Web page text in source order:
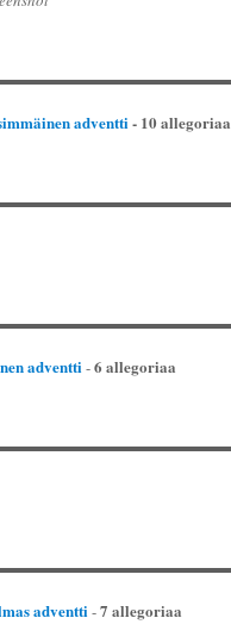
adventti- 10 allegoriaa
adventti-6 allegoriaa
adventti-7 allegoriaa